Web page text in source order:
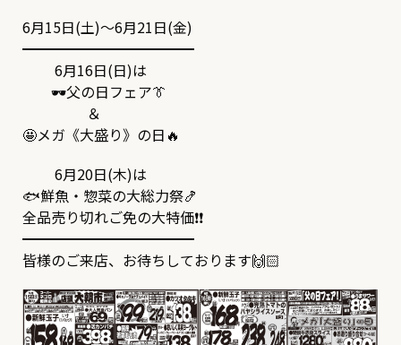
6月15日(土)～6月21日(金)
━━━━━━━━━━━━
6月16日(日)は
🕶父の日フェア👔
＆
🤩メガ《大盛り》の日🔥
6月20日(木)は
🐟鮮魚・惣菜の大総力祭🍤
全品売り切れご免の大特価❗❗
━━━━━━━━━━━━
皆様のご来店、お待ちしております🙌🏻